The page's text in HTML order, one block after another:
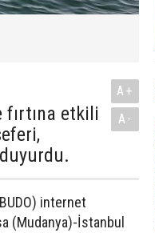
etkili
A+
A-
internet
(Mudanya)-İstanbul